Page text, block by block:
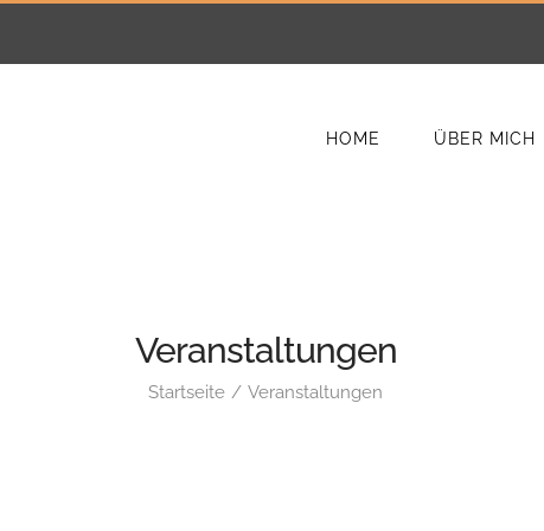
HOME ÜBER MICH
Veranstaltungen
Startseite Veranstaltungen